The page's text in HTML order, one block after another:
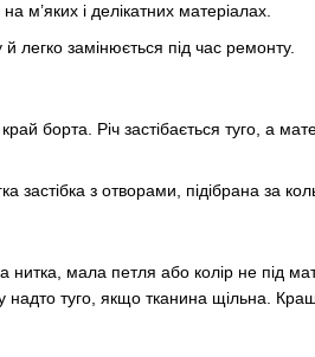
м’яких і делікатних матеріалах.
легко замінюється під час ремонту.
борта. Річ застібається туго, а
застібка з отворами, підібрана за
нитка, мала петля або колір не під
надто туго, якщо тканина щільна.